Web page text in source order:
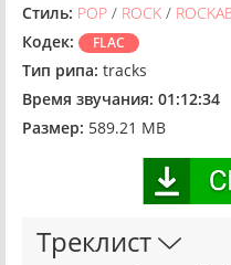
Стиль: POP / ROCK /
Кодек:
FLAC
Тип рипа: tracks
Время звучания: 01:12:34
Размер: 589.21 MB
Треклист